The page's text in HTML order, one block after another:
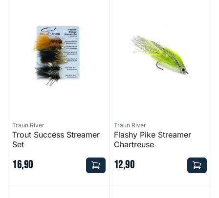
Traun River
Trout Success Streamer
Set
16,90
Traun River
Flashy Pike Streamer
Chartreuse
12,90